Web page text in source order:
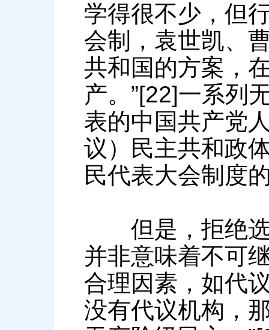
学得很不少，但
会制，袁世凯、
共和国的方案，
产。”[22]一系列
表的中国共产党
议）民主共和政
民代表大会制度
但是，拒绝选
并非意味着不可
合理因素，如代
没有代议机构，